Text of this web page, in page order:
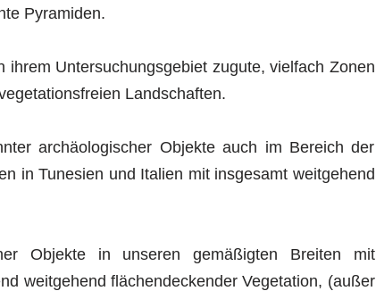
Pyramiden.
Untersuchungsgebiet zugute, vielfach Zonen
Landschaften.
archäologischer Objekte auch im Bereich der
in Tunesien und Italien mit insgesamt weitgehend
Objekte in unseren gemäßigten Breiten mit
weitgehend flächendeckender Vegetation, (außer